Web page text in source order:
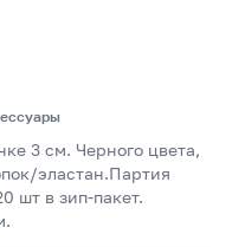
3 см. Черного цвета,
эластан.Партия
шт в зип-пакет.